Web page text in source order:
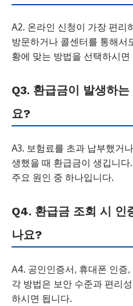
A2. 온라인 신청이 가장 편리
방문하거나 콜센터를 통해서
황에 맞는 방법을 선택하시면
Q3. 환급금이 발생하
요?
A3. 보험료를 초과 납부했거
생했을 때 환급금이 생깁니
주요 원인 중 하나입니다.
Q4. 환급금 조회 시 인
나요?
A4. 공인인증서, 휴대폰 인증
각 방법은 보안 수준과 편리
하시면 됩니다.